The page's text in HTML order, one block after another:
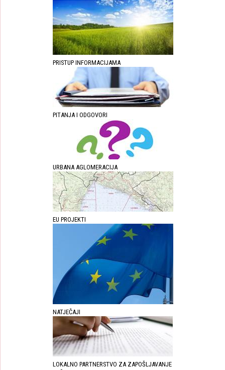
PRISTUP INFORMACIJAMA
PITANJA I ODGOVORI
URBANA AGLOMERACIJA
EU PROJEKTI
NATJEČAJI
LOKALNO PARTNERSTVO ZA ZAPOŠLJAVANJE